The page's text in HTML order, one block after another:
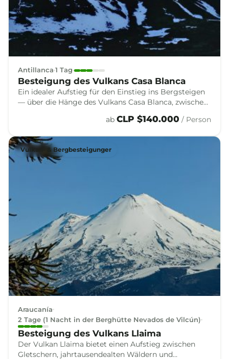
Antillanca 1 Tag
Besteigung des Vulkans Casa Blanca
Ein idealer Aufstieg für den Einstieg ins Bergsteigen
— über die Hänge des Vulkans Casa Blanca, zwischen
und Seen des Puyehue-Nationalparks.
ab CLP $140.000 / Person
Vulkan- & Bergbesteigunger
Araucanía
2 Tage (1 Nacht in der Berghütte Nevados de Vilcún)
Besteigung des Vulkans Llaima
Der Vulkan Llaima bietet einen Aufstieg zwischen
Gletschern, jahrtausendealten Wäldern und